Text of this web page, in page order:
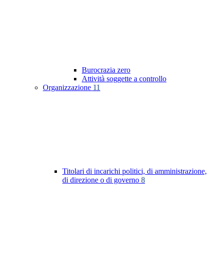
Burocrazia zero
Attività soggette a controllo
Organizzazione 11
Titolari di incarichi politici, di amministrazione,
di direzione o di governo 8